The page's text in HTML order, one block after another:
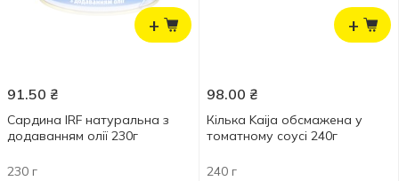
+
91.50 ₴
Сардина IRF натуральна з
додаванням олії 230г
230 г
+
98.00 ₴
Кілька Kaija обсмажена у
томатному соусі 240г
240 г